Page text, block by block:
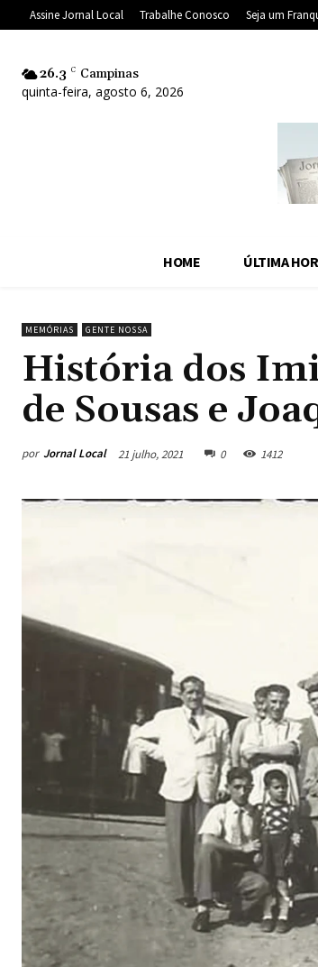
Assine Jornal Local Trabalhe Conosco Seja um
26.3 C Campinas
quinta-feira, agosto 6, 2026
HOME ÚLTIMA
MEMÓRIAS GENTE NOSSA
História dos
de Sousas e
por Jornal Local 21 julho, 2021 0 1412